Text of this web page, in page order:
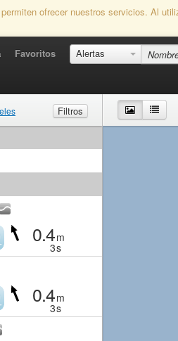
ofrecer nuestros servicios. Al
Favoritos Alertas
Filtros
0.4m
3s
0.4m
3s
Mapa